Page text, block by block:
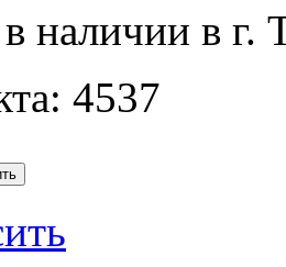
наличии в г.
4537